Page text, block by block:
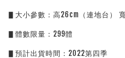
▋大小參數：高26cm（連地台）
▋體數限量：299體
▋預計出貨時間：2022第四季